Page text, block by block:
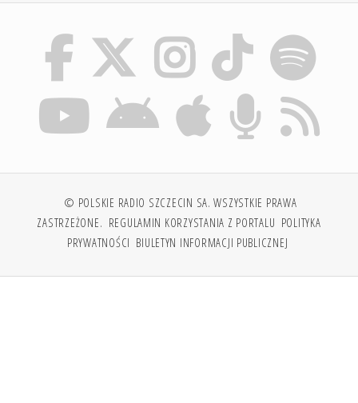
© POLSKIE RADIO SZCZECIN SA. WSZYSTKIE PRAWA
ZASTRZEŻONE. REGULAMIN KORZYSTANIA Z PORTALU POLITYKA
PRYWATNOŚCI BIULETYN INFORMACJI PUBLICZNEJ